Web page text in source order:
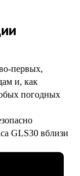
первых,
и, как
погодных
GLS30 вблизи